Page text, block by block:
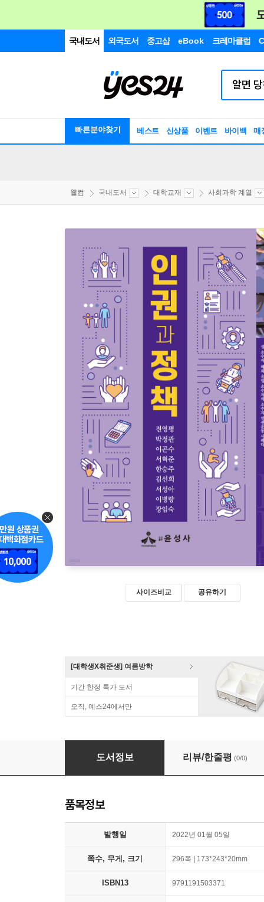
국내도서 외국도서 중고샵 eBook 크레마클럽
빠른분야찾기 베스트 신상품 이벤트 바이백 매
웰컴 국내도서 대학교재 사회과학 계열
사이즈비교 공유하기
[대학생X취준생] 여름방학
기간 한정 특가 도서
오직, 예스24에서만
인권과 정책
도서정보 리뷰/한줄평 (0/0)
품목정보
발행일 2022년 01월 05일
쪽수, 무게, 크기 296쪽 | 173*243*20mm
ISBN13 9791191503371